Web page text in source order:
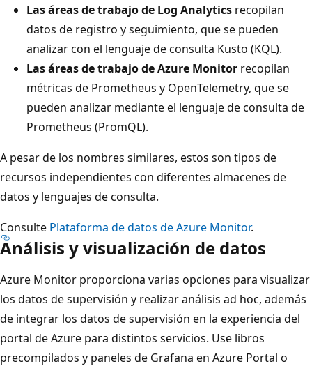
Las áreas de trabajo de Log Analytics recopilan
datos de registro y seguimiento, que se pueden
analizar con el lenguaje de consulta Kusto (KQL).
Las áreas de trabajo de Azure Monitor recopilan
métricas de Prometheus y OpenTelemetry, que se
pueden analizar mediante el lenguaje de consulta de
Prometheus (PromQL).
A pesar de los nombres similares, estos son tipos de
recursos independientes con diferentes almacenes de
datos y lenguajes de consulta.
Consulte Plataforma de datos de Azure Monitor.
Análisis y visualización de datos
Azure Monitor proporciona varias opciones para visualizar
los datos de supervisión y realizar análisis ad hoc, además
de integrar los datos de supervisión en la experiencia del
portal de Azure para distintos servicios. Use libros
precompilados y paneles de Grafana en Azure Portal o